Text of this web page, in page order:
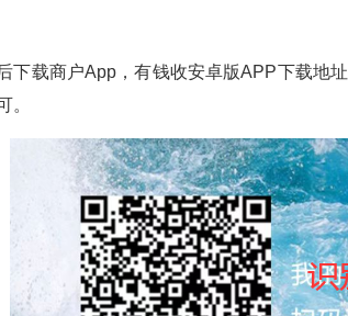
下载商户App，有钱收安卓版APP下载地址
。